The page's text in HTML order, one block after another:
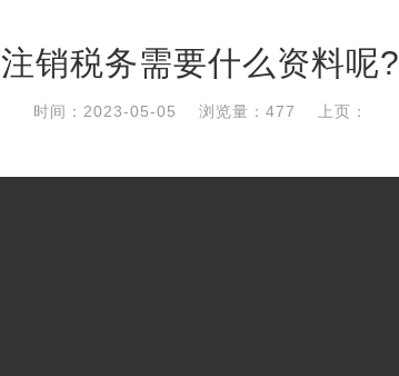
注销税务需要什么资料呢?
时间：2023-05-05 浏览量：477 上页：